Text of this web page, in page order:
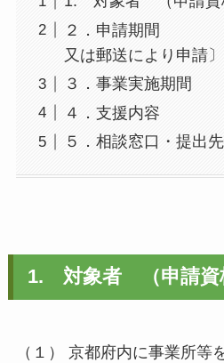
２．申請期間 〔
又は郵送により申請〕
３．事業実施期間
４．支援内容
５．相談窓口・提
1. 対象者 （申請資
（１） 京都府内に事業所等